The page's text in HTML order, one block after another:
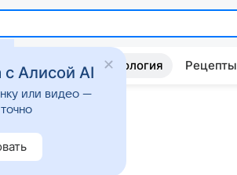
Стиль жизни Психология Рецепты
Алисой AI
или видео —